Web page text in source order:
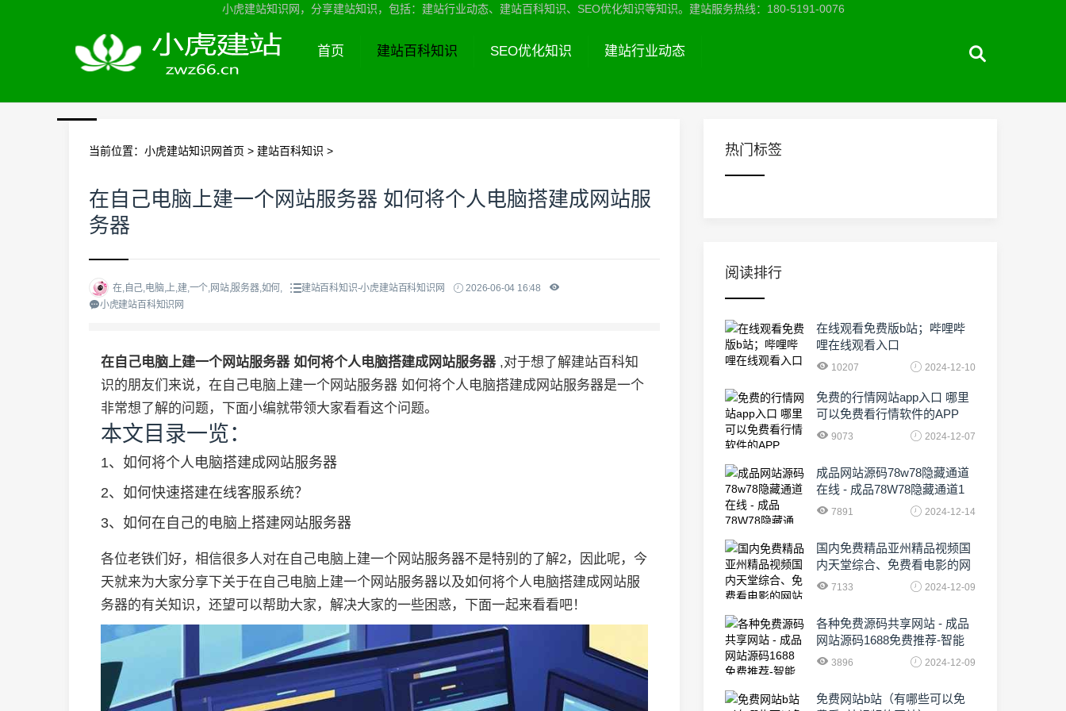
小虎建站知识网，分享建站知识，包括：建站行业动态、建站百科知识、SEO优化知识等知识。建站服务热线：180-5191-0076
首页 建站百科知识 SEO优化知识 建站行业动态
当前位置： 小虎建站知识网首页 > 建站百科知识 >
在自己电脑上建一个网站服务器 如何将个人电脑搭建成网站服
务器
在,自己,电脑,上,建,一个,网站,服务器,如何, 建站百科知识-小虎建站百科知识网
2026-06-04 16:48
小虎建站百科知识网
在自己电脑上建一个网站服务器 如何将个人电脑搭建成网站服务器 ,对于想了解建站百科知
识的朋友们来说，在自己电脑上建一个网站服务器 如何将个人电脑搭建成网站服务器是一个
非常想了解的问题，下面小编就带领大家看看这个问题。
本文目录一览：
1、 如何将个人电脑搭建成网站服务器
2、 如何快速搭建在线客服系统？
3、 如何在自己的电脑上搭建网站服务器
各位老铁们好，相信很多人对在自己电脑上建一个网站服务器不是特别的了解2，因此呢，今
天就来为大家分享下关于在自己电脑上建一个网站服务器以及如何将个人电脑搭建成网站服
务器的有关知识，还望可以帮助大家，解决大家的一些困惑，下面一起来看看吧！
热门标签
阅读排行
在线观看免费版b站；哔哩哔
哩在线观看入口
10207 2024-12-10
免费的行情网站app入口 哪里
可以免费看行情软件的APP
9073 2024-12-07
成品网站源码78w78隐藏通道
在线 - 成品78W78隐藏通道1
农业数字化,为乡村振兴注入新
7891 2024-12-14
国内免费精品亚州精品视频国
内天堂综合、免费看电影的网
站有哪些啊
7133 2024-12-09
各种免费源码共享网站 - 成品
网站源码1688免费推荐-智能
化时代的挑战与机遇!
3896 2024-12-09
免费网站b站（有哪些可以免